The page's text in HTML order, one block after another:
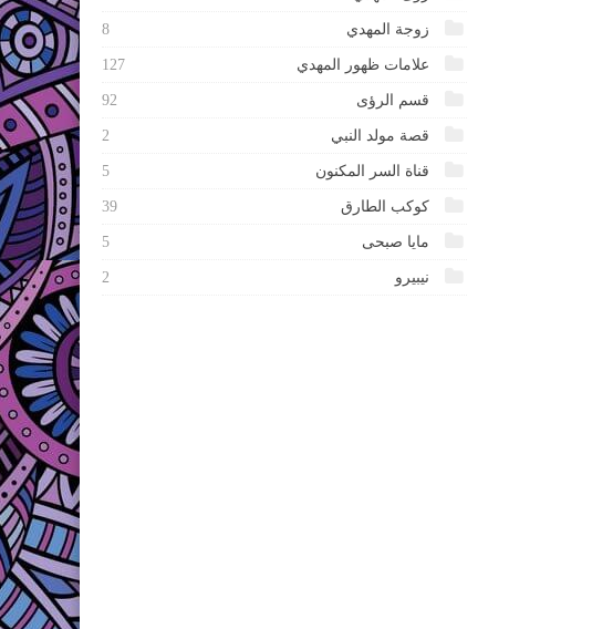
زوجة المهدي 8
علامات ظهور المهدي 127
قسم الرؤى 92
قصة مولد النبي 2
قناة السر المكنون 5
كوكب الطارق 39
مايا صبحى 5
نيبيرو 2